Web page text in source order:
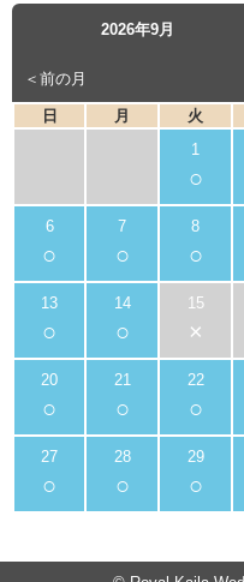
2026年9月
＜前の月
日 月 火
○
○ ○ ○
○ ○ ×
○ ○ ○
○ ○ ○